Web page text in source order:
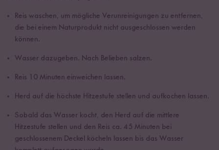
Reis waschen, um mögliche Verunreinigungen zu entfernen,
die bei einem Naturprodukt nicht ausgeschlossen werden
können.
Wasser dazugeben. Nach Belieben salzen.
Reis 10 Minuten einweichen lassen.
Herd auf die höchste Hitzestufe stellen und aufkochen lassen.
Sobald das Wasser kocht, den Herd auf die mittlere
Hitzestufe stellen und den Reis ca. 45 Minuten bei
geschlossenem Deckel köcheln lassen bis das Wasser